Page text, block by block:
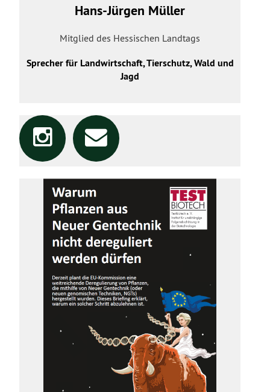
Hans-Jürgen Müller
Mitglied des Hessischen Landtags
Sprecher für Landwirtschaft, Tierschutz, Wald und
Jagd